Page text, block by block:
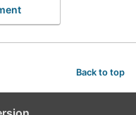
Back to top